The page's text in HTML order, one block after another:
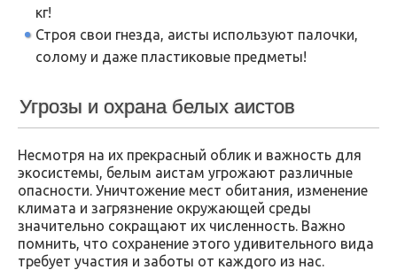
кг!
Строя свои гнезда, аисты используют палочки,
солому и даже пластиковые предметы!
Угрозы и охрана белых аистов
Несмотря на их прекрасный облик и важность для
экосистемы, белым аистам угрожают различные
опасности. Уничтожение мест обитания, изменение
климата и загрязнение окружающей среды
значительно сокращают их численность. Важно
помнить, что сохранение этого удивительного вида
требует участия и заботы от каждого из нас.